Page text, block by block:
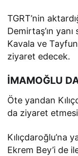
TGRT’nin
Demirtaş’ın
Kavala ve
ziyaret edecek.
İMAMOĞLU
Öte yandan
da ziyaret
Kılıçdaroğlu’na
Ekrem Bey’i de